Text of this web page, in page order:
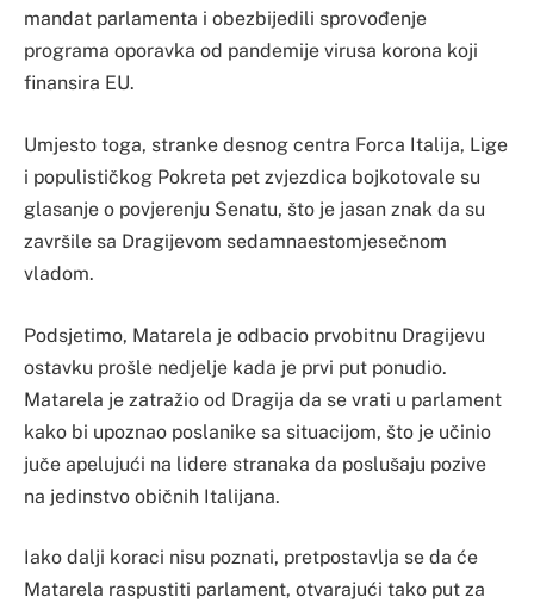
mandat parlamenta i obezbijedili sprovođenje
programa oporavka od pandemije virusa korona koji
finansira EU.
Umjesto toga, stranke desnog centra Forca Italija, Lige
i populističkog Pokreta pet zvjezdica bojkotovale su
glasanje o povjerenju Senatu, što je jasan znak da su
završile sa Dragijevom sedamnaestomjesečnom
vladom.
Podsjetimo, Matarela je odbacio prvobitnu Dragijevu
ostavku prošle nedjelje kada je prvi put ponudio.
Matarela je zatražio od Dragija da se vrati u parlament
kako bi upoznao poslanike sa situacijom, što je učinio
juče apelujući na lidere stranaka da poslušaju pozive
na jedinstvo običnih Italijana.
Iako dalji koraci nisu poznati, pretpostavlja se da će
Matarela raspustiti parlament, otvarajući tako put za